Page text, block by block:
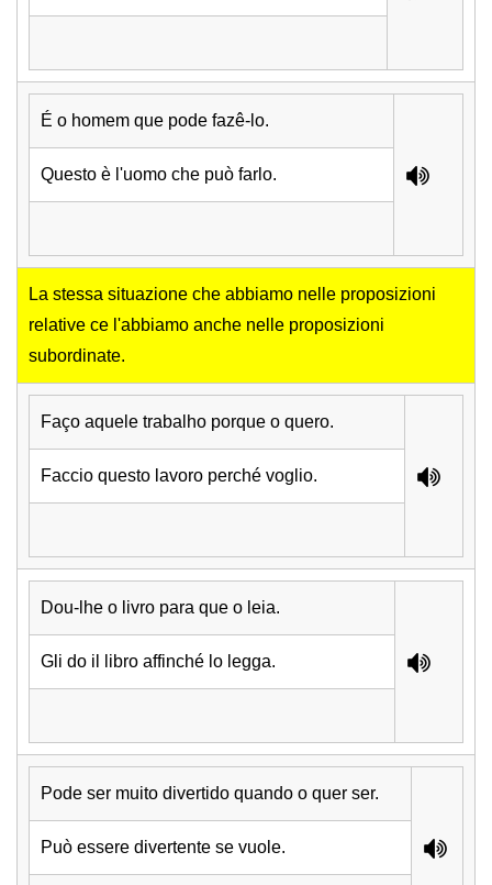
É o homem que pode fazê-lo.
Questo è l'uomo che può farlo.
La stessa situazione che abbiamo nelle proposizioni
relative ce l'abbiamo anche nelle proposizioni
subordinate.
Faço aquele trabalho porque o quero.
Faccio questo lavoro perché voglio.
Dou-lhe o livro para que o leia.
Gli do il libro affinché lo legga.
Pode ser muito divertido quando o quer ser.
Può essere divertente se vuole.